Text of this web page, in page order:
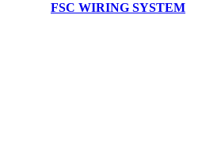
FSC WIRING SYSTEM